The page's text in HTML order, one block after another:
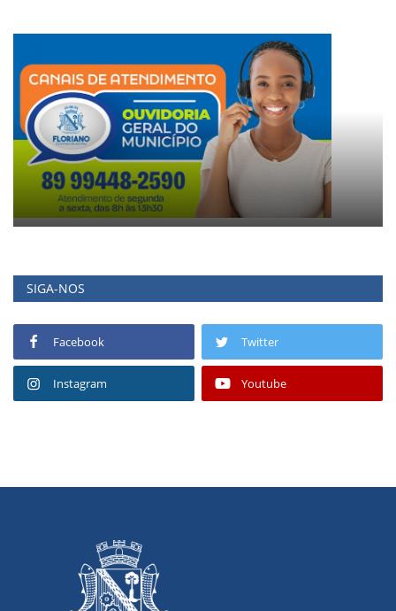
SIGA-NOS
Facebook Twitter
Instagram Youtube